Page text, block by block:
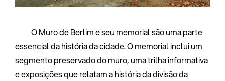
O Muro de Berlim e seu memorial são uma parte
essencial da história da cidade. O memorial inclui um
segmento preservado do muro, uma trilha informativa
e exposições que relatam a história da divisão da